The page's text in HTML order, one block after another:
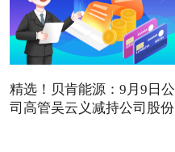
精选！贝肯能源：9月9日公
司高管吴云义减持公司股份